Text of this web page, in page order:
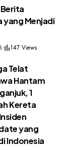
yang Menjadi
147 Views
Telat
Hantam
1
Kereta
yang
Indonesia